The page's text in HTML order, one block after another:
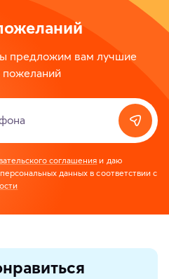
предложим вам лучшие
пожеланий
соглашения и даю
данных в соответствии с